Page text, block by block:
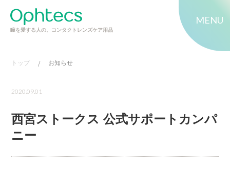
瞳を愛する人の、コンタクトレンズケア用品
MENU
トップ / お知らせ
2020.09.01
西宮ストークス 公式サポートカンパ
ニー